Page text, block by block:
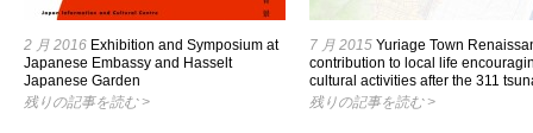
2 月 2016 Exhibition and Symposium at
Japanese Embassy and Hasselt
Japanese Garden
残りの記事を読む >
7 月 2015 Yuriage Town
contribution to local life
cultural activities after the 311
残りの記事を読む >